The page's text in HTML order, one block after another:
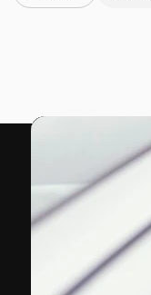
動画
モーショングラフィッ
動画テンプレート
アイコン
3D モデル
フォント
最高の
ットフ
店、ス